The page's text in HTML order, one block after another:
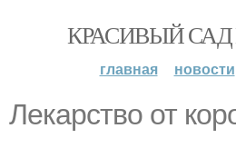
КРАСИВЫЙ САД
главная новости
Лекарство от